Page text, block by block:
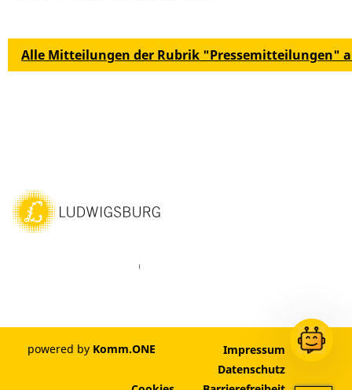
Alle Mitteilungen der Rubrik "Pressemitteilungen"
LinkedIn
powered by Komm.ONE
Impressum
Datenschutz